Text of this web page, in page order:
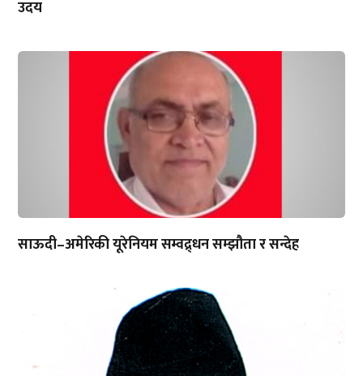
उदय
साऊदी–अमेरिकी यूरेनियम सम्वद्र्धन सम्झौता र सन्देह